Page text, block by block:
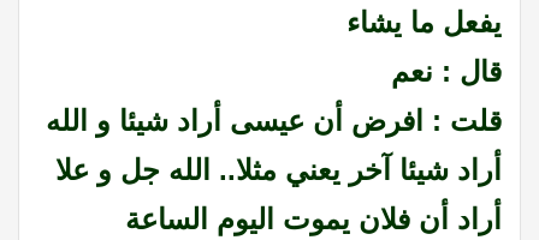
يفعل ما يشاء
قال : نعم
قلت : افرض أن عيسى أراد شيئا و الله
أراد شيئا آخر يعني مثلا.. الله جل و علا
أراد أن فلان يموت اليوم الساعة